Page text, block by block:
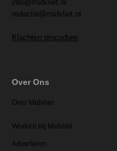
info@midvliet.nl
redactie@midvliet.nl
Klachten procedure
Over Ons
Over Midvliet
Werken bij Midvliet
Adverteren